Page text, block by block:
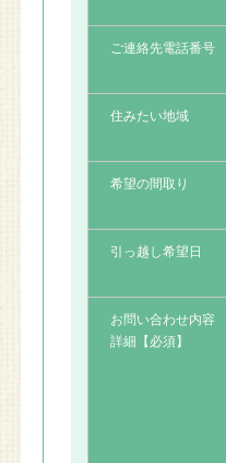
ご連絡先電話番号
住みたい地域
希望の間取り
引っ越し希望日
お問い合わせ内容
詳細【必須】